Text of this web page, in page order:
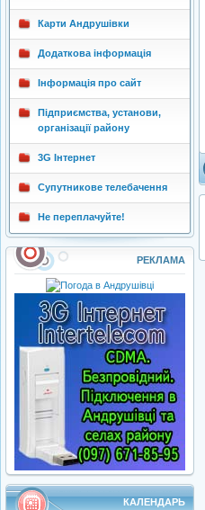
Карти Андрушівки
Додаткова інформація
Інформація про сайт
Підприємства, установи,
організації району
3G Інтернет
Супутникове телебачення
Не переплачуйте!
РЕКЛАМА
КАЛЕНДАРЬ